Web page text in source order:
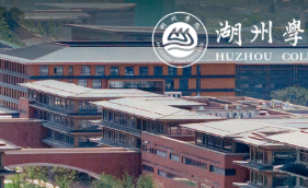
导航
学院概况